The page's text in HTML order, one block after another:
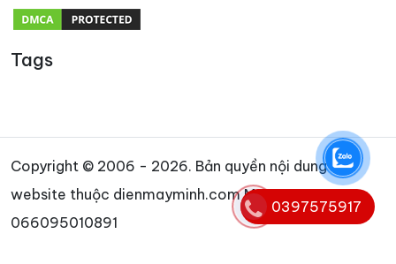
Tags
Copyright © 2006 - 2026. Bản quyền nội dung
website thuộc dienmayminh.com MST:
066095010891
0397575917